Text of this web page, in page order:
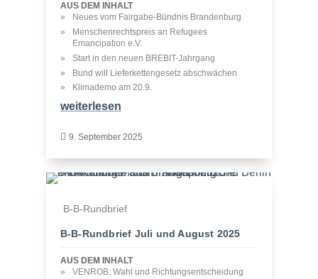
AUS DEM INHALT
Neues vom Fairgabe-Bündnis Brandenburg
Menschenrechtspreis an Refugees
Emancipation e.V.
Start in den neuen BREBIT-Jahrgang
Bund will Lieferkettengesetz abschwächen
Klimademo am 20.9.
weiterlesen
 9. September 2025
B-B-Rundbrief
B‑B-Rundbrief Juli und August 2025
AUS DEM INHALT
VENROB: Wahl und Richtungsentscheidung